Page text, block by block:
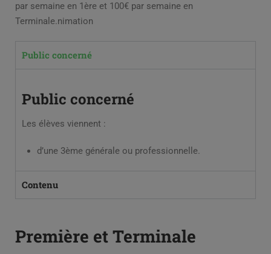
par semaine en 1ère et 100€ par semaine en
Terminale.nimation
Public concerné
Public concerné
Les élèves viennent :
d’une 3ème générale ou professionnelle.
Contenu
Première et Terminale